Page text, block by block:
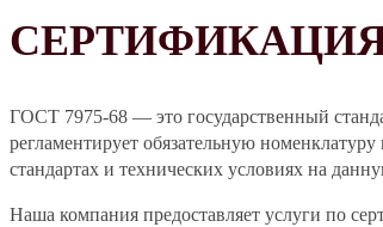
СЕРТИФИКАЦИЯ
ГОСТ 7975-68 — это государственный
регламентирует обязательную
стандартах и технических условиях на
Наша компания предоставляет услуги по